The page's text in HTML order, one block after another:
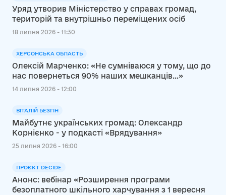
Уряд утворив Міністерство у справах громад,
територій та внутрішньо переміщених осіб
18 липня 2026 - 11:30
ХЕРСОНСЬКА ОБЛАСТЬ
Олексій Марченко: «Не сумніваюся у тому, що до
нас повернеться 90% наших мешканців…»
14 липня 2026 - 12:00
ВІТАЛІЙ БЕЗГІН
Майбутнє українських громад: Олександр
Корнієнко - у подкасті «Врядування»
25 липня 2026 - 16:00
ПРОЄКТ DECIDE
Анонс: вебінар «Розширення програми
безоплатного шкільного харчування з 1 вересня